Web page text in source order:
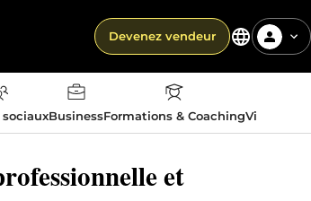
Devenez vendeur
sociauxBusinessFormations & CoachingVie
et